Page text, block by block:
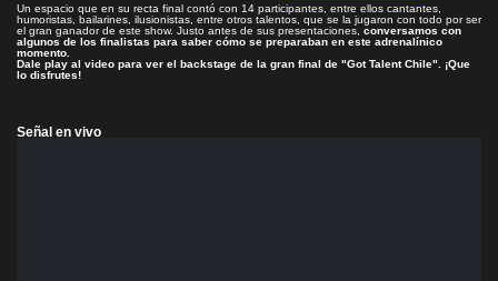
Un espacio que en su recta final contó con 14 participantes, entre ellos cantantes,
humoristas, bailarines, ilusionistas, entre otros talentos, que se la jugaron con todo por ser
el gran ganador de este show. Justo antes de sus presentaciones, conversamos con
algunos de los finalistas para saber cómo se preparaban en este adrenalínico
momento.
Dale play al video para ver el backstage de la gran final de "Got Talent Chile". ¡Que
lo disfrutes!
Señal en vivo